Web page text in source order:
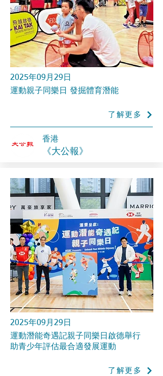
2025年09月29日
運動親子同樂日 發掘體育潛能
了解更多
香港
《大公報》
2025年09月29日
運動潛能奇遇記親子同樂日啟德舉行
助青少年評估最合適發展運動
了解更多